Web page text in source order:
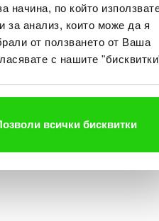
по който
за анализ, които може да я
от ползването от Ваша
с нашите
всички бисквитки
и колоезденето ще се
Специален гост на
на Олимпиадата в
игрите в Барселона
на местните